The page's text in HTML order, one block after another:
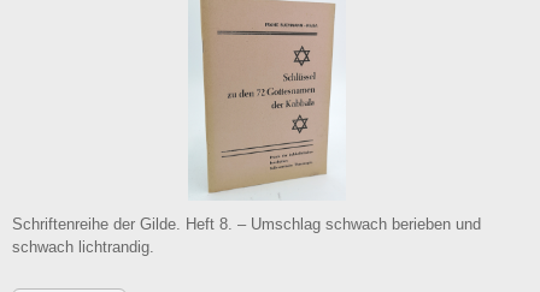
Schriftenreihe der Gilde. Heft 8. – Umschlag schwach berieben und
schwach lichtrandig.